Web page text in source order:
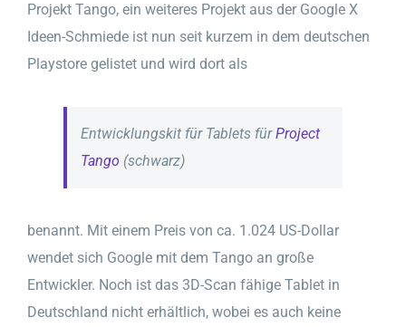
Projekt Tango, ein weiteres Projekt aus der Google X
Ideen-Schmiede ist nun seit kurzem in dem deutschen
Playstore gelistet und wird dort als
Entwicklungskit für Tablets fürProject
Tango (schwarz)
benannt. Mit einem Preis von ca. 1.024 US-Dollar
wendet sich Google mit dem Tango an große
Entwickler. Noch ist das 3D-Scan fähige Tablet in
Deutschland nicht erhältlich, wobei es auch keine